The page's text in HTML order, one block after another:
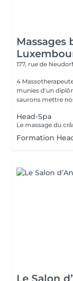
Massages
177, rue de
4
munies d'un
saurons mettre
Head-Spa
Formation
Le Salon